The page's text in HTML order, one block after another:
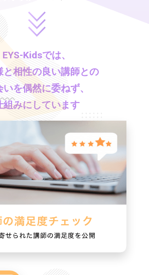
EYS-Kidsでは、
と相性の良い講師との
いを偶然に委ねず、
組みにしています